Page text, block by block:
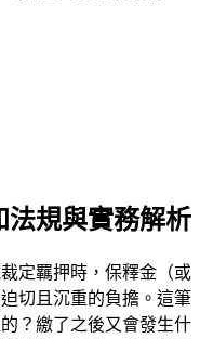
法規與實務解析
定羈押時，保釋金（或
切且沉重的負擔。這筆
？繳了之後又會發生什